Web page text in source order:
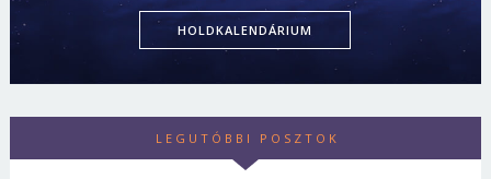
HOLDKALENDÁRIUM
LEGUTÓBBI POSZTOK